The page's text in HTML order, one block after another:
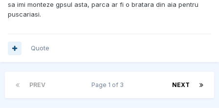
sa imi monteze gpsul asta, parca ar fi o bratara din aia pentru
puscariasi.
Quote
PREV NEXT
Page 1 of 3